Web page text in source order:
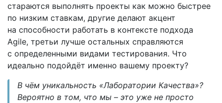
стараются выполнять проекты как можно быстрее
по низким ставкам, другие делают акцент
на способности работать в контексте подхода
Agile, третьи лучше остальных справляются
с определенными видами тестирования. Что
идеально подойдёт именно вашему проекту?
В чём уникальность «Лаборатории Качества»?
Вероятно в том, что мы – это уже не просто